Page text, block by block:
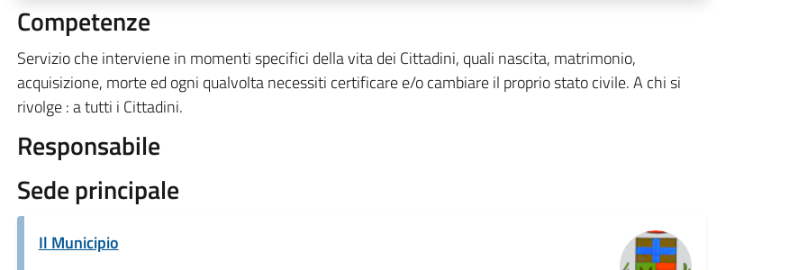
Competenze
Servizio che interviene in momenti specifici della vita dei Cittadini, quali nascita, matrimonio,
acquisizione, morte ed ogni qualvolta necessiti certificare e/o cambiare il proprio stato civile. A chi si
rivolge : a tutti i Cittadini.
Responsabile
Sede principale
Il Municipio